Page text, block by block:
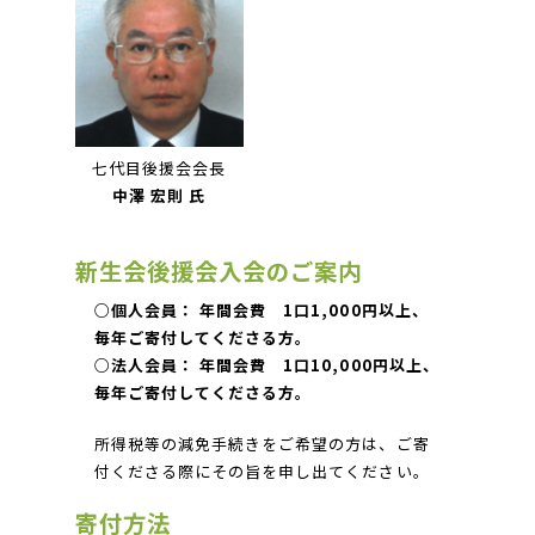
七代目後援会会長
中澤 宏則 氏
新生会後援会入会のご案内
○個人会員： 年間会費 1口1,000円以上、
毎年ご寄付してくださる方。
○法人会員： 年間会費 1口10,000円以上、
毎年ご寄付してくださる方。
所得税等の減免手続きをご希望の方は、ご寄
付くださる際にその旨を申し出てください。
寄付方法